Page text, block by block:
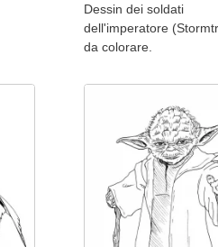
Dessin dei soldati
dell'imperatore
da colorare.